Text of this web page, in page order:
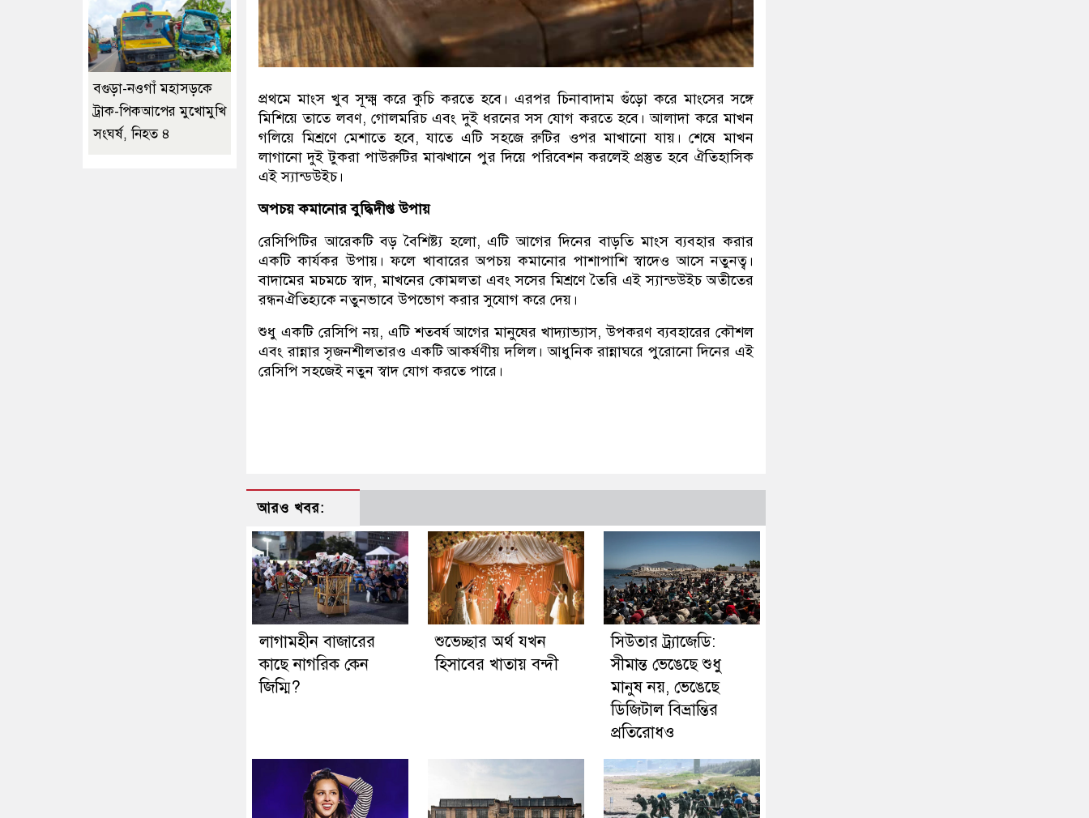
প্রথমে মাংস খুব সূক্ষ্ম করে কুচি করতে হবে। এরপর চিনাবাদাম গুঁড়ো করে মাংসের সঙ্গে
মিশিয়ে তাতে লবণ, গোলমরিচ এবং দুই ধরনের সস যোগ করতে হবে। আলাদা করে মাখন
গলিয়ে মিশ্রণে মেশাতে হবে, যাতে এটি সহজে রুটির ওপর মাখানো যায়। শেষে মাখন
লাগানো দুই টুকরা পাউরুটির মাঝখানে পুর দিয়ে পরিবেশন করলেই প্রস্তুত হবে ঐতিহাসিক
এই স্যান্ডউইচ।
অপচয় কমানোর বুদ্ধিদীপ্ত উপায়
রেসিপিটির আরেকটি বড় বৈশিষ্ট্য হলো, এটি আগের দিনের বাড়তি মাংস ব্যবহার করার
একটি কার্যকর উপায়। ফলে খাবারের অপচয় কমানোর পাশাপাশি স্বাদেও আসে নতুনত্ব।
বাদামের মচমচে স্বাদ, মাখনের কোমলতা এবং সসের মিশ্রণে তৈরি এই স্যান্ডউইচ অতীতের
রন্ধনঐতিহ্যকে নতুনভাবে উপভোগ করার সুযোগ করে দেয়।
শুধু একটি রেসিপি নয়, এটি শতবর্ষ আগের মানুষের খাদ্যাভ্যাস, উপকরণ ব্যবহারের কৌশল
এবং রান্নার সৃজনশীলতারও একটি আকর্ষণীয় দলিল। আধুনিক রান্নাঘরে পুরোনো দিনের এই
রেসিপি সহজেই নতুন স্বাদ যোগ করতে পারে।
আরও খবর:
লাগামহীন বাজারের
কাছে নাগরিক কেন
জিম্মি?
শুভেচ্ছার অর্থ যখন
হিসাবের খাতায় বন্দী
সিউতার ট্র্যাজেডি:
সীমান্ত ভেঙেছে শুধু
মানুষ নয়, ভেঙেছে
ডিজিটাল বিভ্রান্তির
প্রতিরোধও
বগুড়া-নওগাঁ মহাসড়কে
ট্রাক-পিকআপের মুখোমুখি
সংঘর্ষ, নিহত ৪